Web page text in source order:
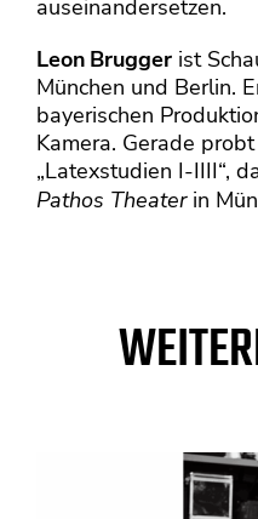
auseinandersetzen.
Leon Brugger ist
München und Berlin.
bayerischen
Kamera. Gerade
„Latexstudien I-IIII“,
Pathos Theater in